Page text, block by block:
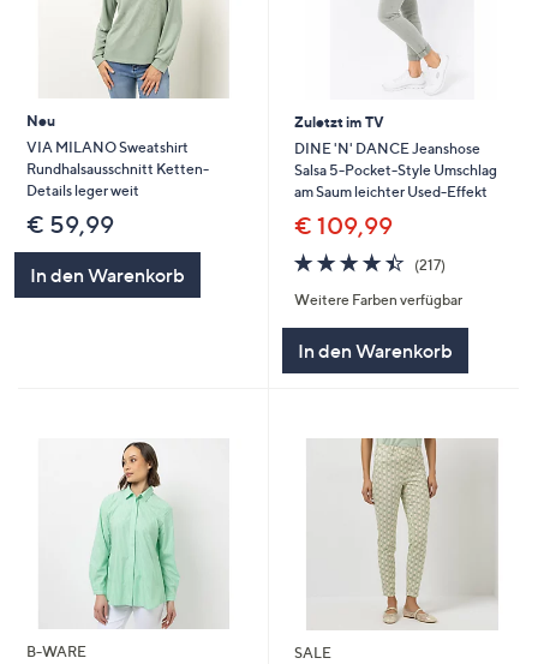
Neu
VIA MILANO Sweatshirt
Rundhalsausschnitt Ketten-
Details leger weit
€ 59,99
In den Warenkorb
Zuletzt im TV
DINE 'N' DANCE Jeanshose
Salsa 5-Pocket-Style Umschlag
am Saum leichter Used-Effekt
€ 109,99
4.4
von
5
(217)217
Weitere Farben verfügbar
In den Warenkorb
B-WARE
SALE